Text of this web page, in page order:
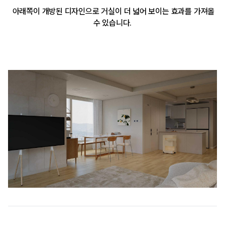
아래쪽이 개방된 디자인으로 거실이 더 넓어 보이는 효과를 가져올
수 있습니다.